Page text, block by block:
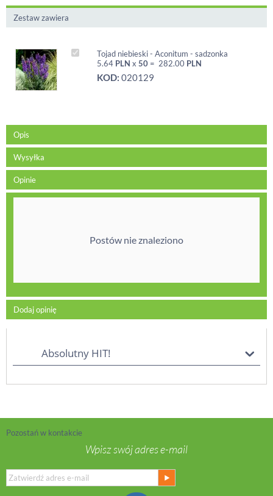
Zestaw zawiera
Tojad niebieski - Aconitum - sadzonka
5.64 PLN x 50 = 282.00 PLN
KOD: 020129
Opis
Wysyłka
Opinie
Postów nie znaleziono
Dodaj opinię
Absolutny HIT!
Pozostań w kontakcie
Wpisz swój adres e-mail